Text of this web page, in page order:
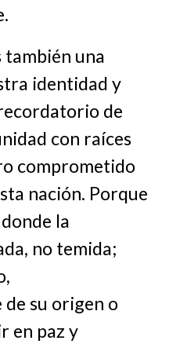
también una
identidad y
de
con raíces
comprometido
nación. Porque
la
no temida;
su origen o
en paz y